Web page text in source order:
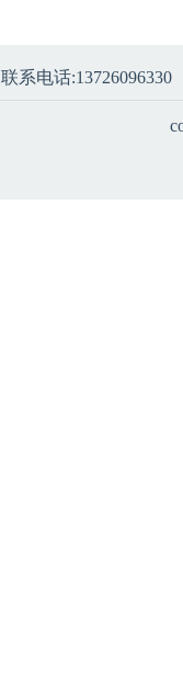
联系电话:13726096330